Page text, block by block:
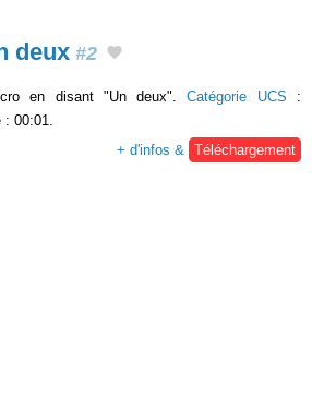
deux #2
en disant "Un deux".Catégorie UCS :
: 00:01.
+ d'infos &
Téléchargement